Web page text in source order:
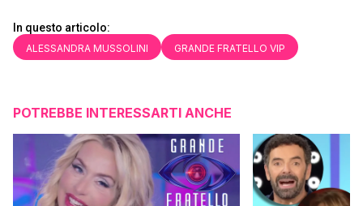
In questo articolo:
ALESSANDRA MUSSOLINI GRANDE FRATELLO VIP
POTREBBE INTERESSARTI ANCHE